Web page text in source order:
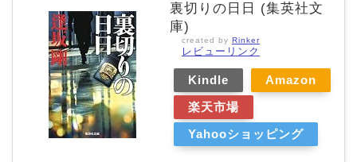
裏切りの日日 (集英社文
庫)
created by Rinker
レビューリンク
Kindle
Amazon
楽天市場
Yahooショッピング